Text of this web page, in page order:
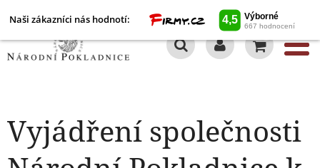
Naši zákazníci nás hodnotí:
Vyjádření společnosti